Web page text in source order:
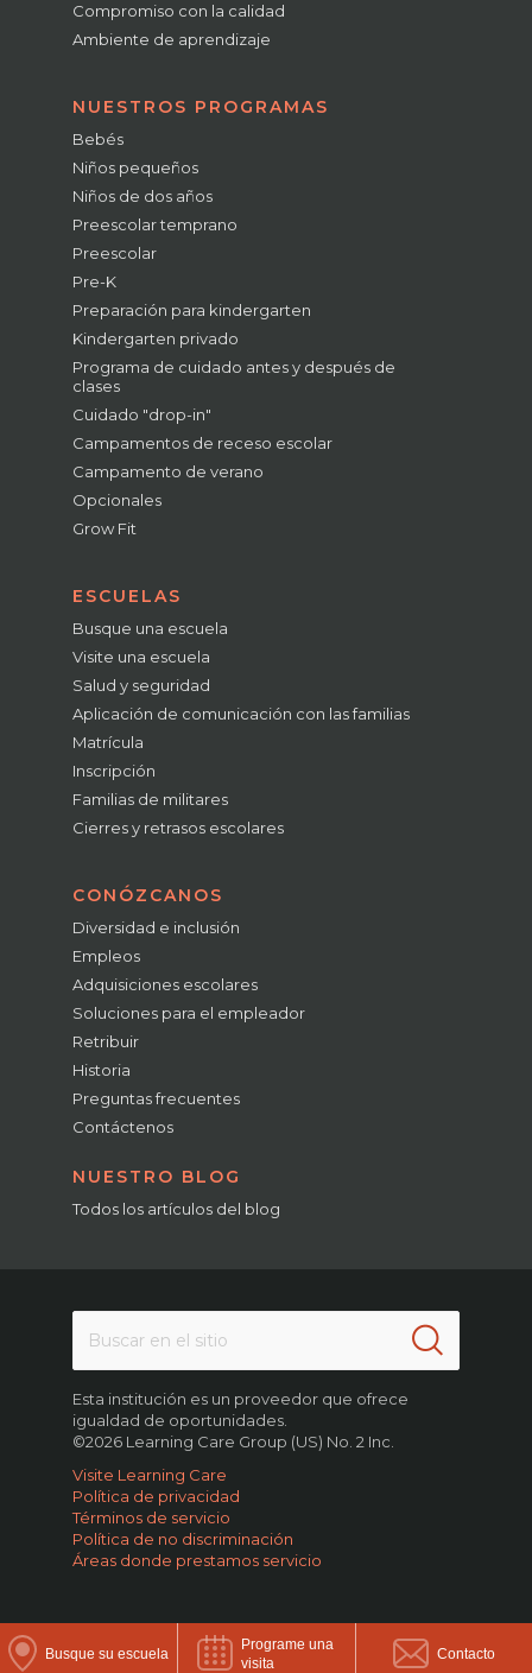
Busque su escuela
Programe una
visita
Contacto
Compromiso con la calidad
Ambiente de aprendizaje
NUESTROS PROGRAMAS
Bebés
Niños pequeños
Niños de dos años
Preescolar temprano
Preescolar
Pre-K
Preparación para kindergarten
Kindergarten privado
Programa de cuidado antes y después de
clases
Cuidado "drop-in"
Campamentos de receso escolar
Campamento de verano
Opcionales
Grow Fit
ESCUELAS
Busque una escuela
Visite una escuela
Salud y seguridad
Aplicación de comunicación con las familias
Matrícula
Inscripción
Familias de militares
Cierres y retrasos escolares
CONÓZCANOS
Diversidad e inclusión
Empleos
Adquisiciones escolares
Soluciones para el empleador
Retribuir
Historia
Preguntas frecuentes
Contáctenos
NUESTRO BLOG
Todos los artículos del blog
Esta institución es un proveedor que ofrece
igualdad de oportunidades.
©2026 Learning Care Group (US) No. 2 Inc.
Visite Learning Care
Política de privacidad
Términos de servicio
Política de no discriminación
Áreas donde prestamos servicio